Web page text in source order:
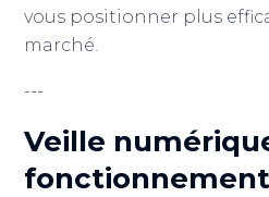
vous positionner plus
marché.
---
Veille
fonctionnement